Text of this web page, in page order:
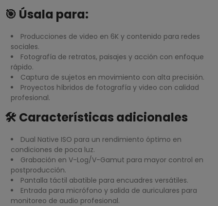
🎯 Úsala para:
Producciones de video en 6K y contenido para redes
sociales.
Fotografía de retratos, paisajes y acción con enfoque
rápido.
Captura de sujetos en movimiento con alta precisión.
Proyectos híbridos de fotografía y video con calidad
profesional.
🛠️ Características adicionales
Dual Native ISO para un rendimiento óptimo en
condiciones de poca luz.
Grabación en V-Log/V-Gamut para mayor control en
postproducción.
Pantalla táctil abatible para encuadres versátiles.
Entrada para micrófono y salida de auriculares para
monitoreo de audio profesional.